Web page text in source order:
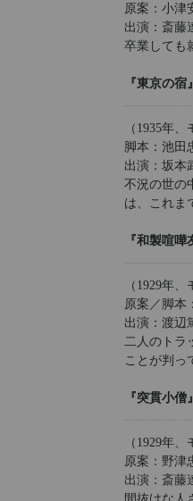
原案：小津
出演：斎藤
卒業しても
『東京の宿』
（1935年、
脚本：池田
出演：坂本
不況の世の
は、これま
『和製喧嘩
（1929年、
原案／脚本
出演：渡辺
二人のトラ
ことが判っ
『突貫小僧』
（1929年、
原案：野津
出演：斎藤